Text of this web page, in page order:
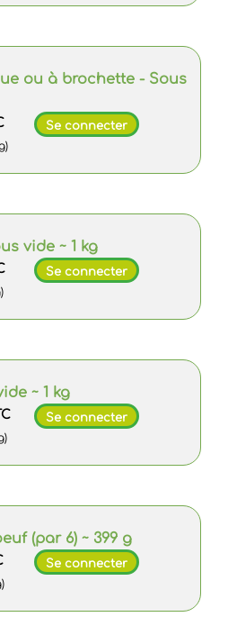
ou à brochette - Sous
Se connecter
vide ~ 1 kg
Se connecter
~ 1 kg
Se connecter
(par 6) ~ 399 g
Se connecter